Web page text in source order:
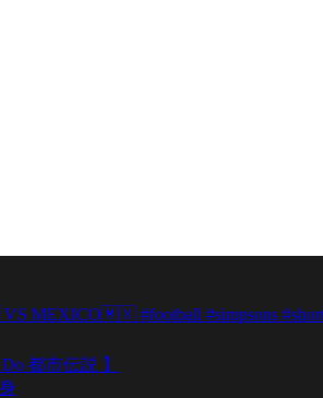
MEXICO🇲🇽 #football #simpsons
都市伝説 】